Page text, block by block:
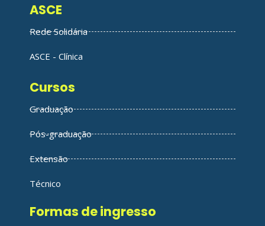
ASCE
Rede Solidária
ASCE - Clínica
Cursos
Graduação
Pós-graduação
Extensão
Técnico
Formas de ingresso